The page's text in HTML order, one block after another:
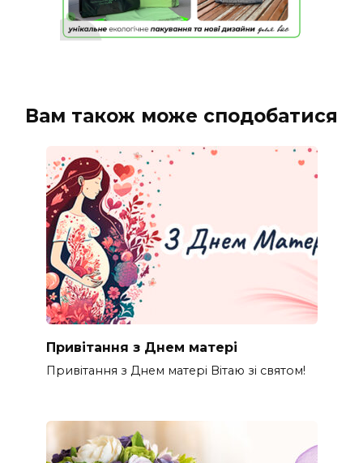
Вам також може сподобатися
Привітання з Днем матері
Привітання з Днем матері Вітаю зі святом!